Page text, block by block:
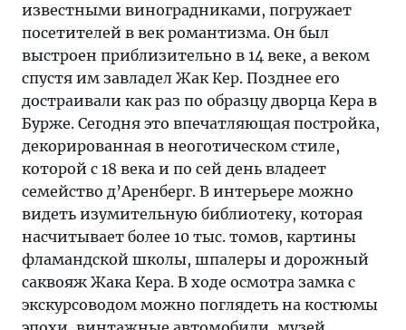
известными виноградниками, погружает
посетителей в век романтизма. Он был
выстроен приблизительно в 14 веке, а веком
спустя им завладел Жак Кер. Позднее его
достраивали как раз по образцу дворца Кера в
Бурже. Сегодня это впечатляющая постройка,
декорированная в неоготическом стиле,
которой с 18 века и по сей день владеет
семейство д’Аренберг. В интерьере можно
видеть изумительную библиотеку, которая
насчитывает более 10 тыс. томов, картины
фламандской школы, шпалеры и дорожный
саквояж Жака Кера. В ходе осмотра замка с
экскурсоводом можно поглядеть на костюмы